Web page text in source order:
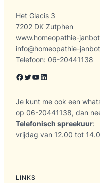
Het Glacis 3
7202 DK Zutphen
www.homeopathie-
info@homeopathie-
Telefoon: 06-20441138
Facebook Twitter YouTube LinkedIn
Je kunt me ook een
op 06-20441138, dan
Telefonisch spreekuur:
vrijdag van 12.00 tot
LINKS